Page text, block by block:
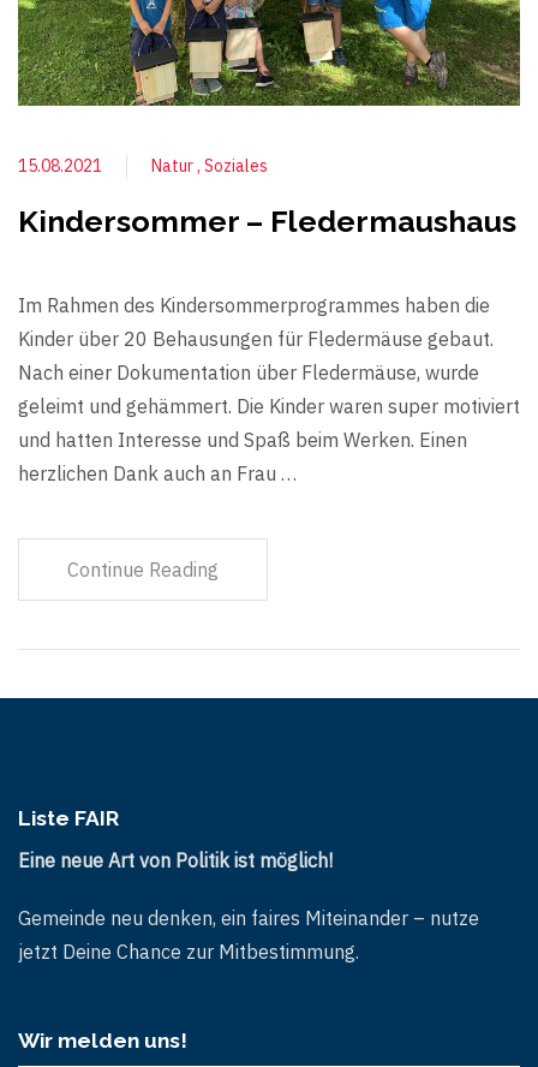
15.08.2021 Natur Soziales
Kindersommer – Fledermaushaus
Im Rahmen des Kindersommerprogrammes haben die
Kinder über 20 Behausungen für Fledermäuse gebaut.
Nach einer Dokumentation über Fledermäuse, wurde
geleimt und gehämmert. Die Kinder waren super motiviert
und hatten Interesse und Spaß beim Werken. Einen
herzlichen Dank auch an Frau …
Continue Reading
Liste FAIR
Eine neue Art von Politik ist möglich!
Gemeinde neu denken, ein faires Miteinander – nutze
jetzt Deine Chance zur Mitbestimmung.
Wir melden uns!